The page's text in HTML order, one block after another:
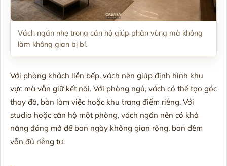
Vách ngăn nhẹ trong căn hộ giúp phân vùng mà không
làm không gian bị bí.
Với phòng khách liền bếp, vách nên giúp định hình khu
vực mà vẫn giữ kết nối. Với phòng ngủ, vách có thể tạo góc
thay đồ, bàn làm việc hoặc khu trang điểm riêng. Với
studio hoặc căn hộ một phòng, vách ngăn nên có khả
năng đóng mở để ban ngày không gian rộng, ban đêm
vẫn đủ riêng tư.